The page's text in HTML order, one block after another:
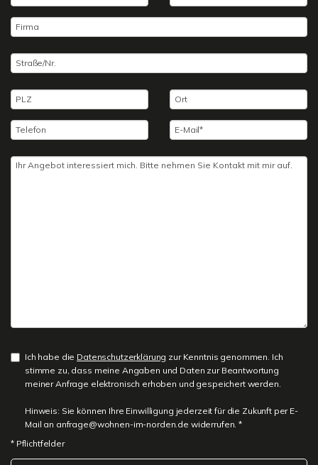
Ich habe die Datenschutzerklärung zur Kenntnis genommen. Ich
stimme zu, dass meine Angaben und Daten zur Beantwortung
meiner Anfrage elektronisch erhoben und gespeichert werden.
Hinweis: Sie können Ihre Einwilligung jederzeit für die Zukunft per E-
Mail an anfrage@wohnen-im-norden.de widerrufen. *
* Pflichtfelder